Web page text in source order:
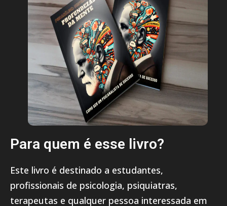
Para quem é esse livro?
Este livro é destinado a estudantes,
profissionais de psicologia, psiquiatras,
terapeutas e qualquer pessoa interessada em